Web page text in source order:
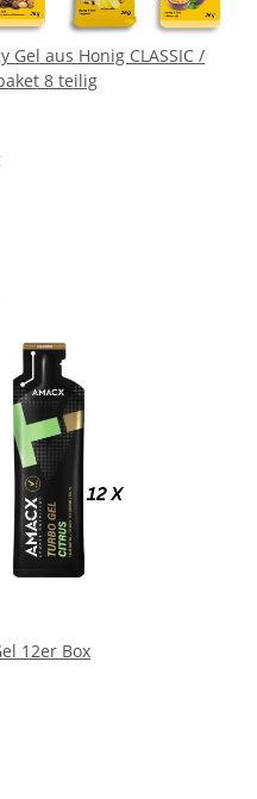
Gel aus Honig CLASSIC /
8 teilig
AMACX Turbo Gel 12er Box